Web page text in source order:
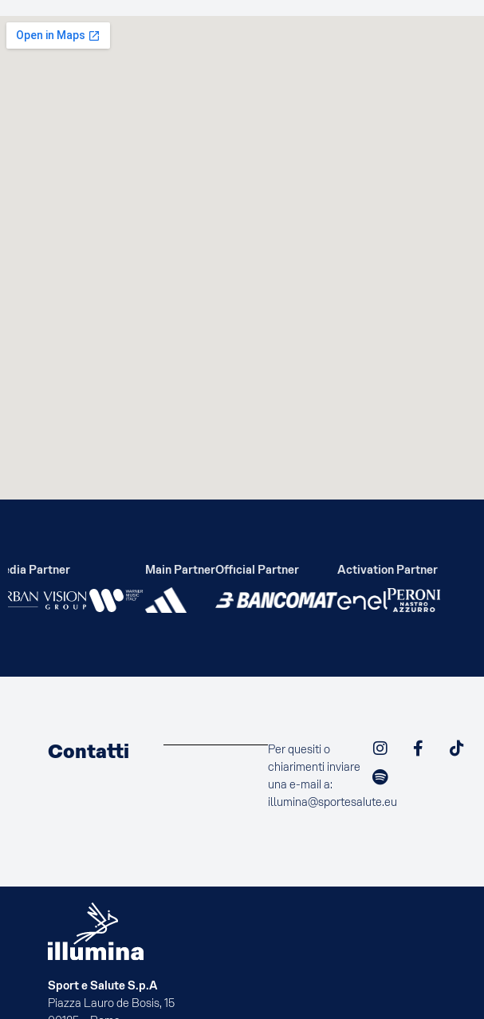
Partner Main PartnerOfficial Partner Activation Partner
Contatti
Per quesiti o
chiarimenti inviare
una e-mail a:
illumina@sportesalute.eu
Sport e Salute S.p.A
Piazza Lauro de Bosis, 15